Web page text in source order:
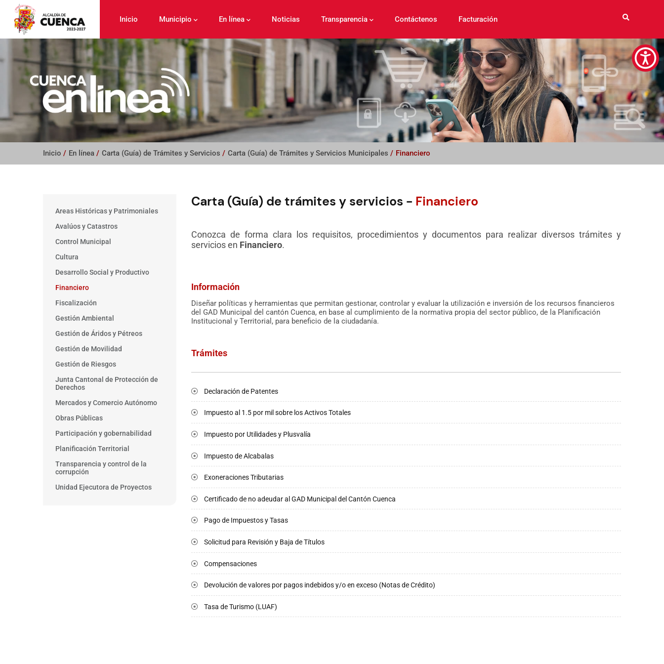
contenido
principal
Inicio Municipio En línea Noticias Transparencia Contáctenos Facturación
Inicio / En línea / Carta (Guía) de Trámites y Servicios / Carta (Guía) de Trámites y Servicios Municipales / Financiero
Carta (Guía) de trámites y servicios - Financiero
Conozca de forma clara los requisitos, procedimientos y documentos para realizar diversos trámites y
servicios en Financiero.
Información
Diseñar políticas y herramientas que permitan gestionar, controlar y evaluar la utilización e inversión de los recursos financieros
del GAD Municipal del cantón Cuenca, en base al cumplimiento de la normativa propia del sector público, de la Planificación
Institucional y Territorial, para beneficio de la ciudadanía.
Trámites
Declaración de Patentes
Impuesto al 1.5 por mil sobre los Activos Totales
Impuesto por Utilidades y Plusvalía
Impuesto de Alcabalas
Exoneraciones Tributarias
Certificado de no adeudar al GAD Municipal del Cantón Cuenca
Pago de Impuestos y Tasas
Solicitud para Revisión y Baja de Títulos
Compensaciones
Devolución de valores por pagos indebidos y/o en exceso (Notas de Crédito)
Tasa de Turismo (LUAF)
Main
Areas Históricas y Patrimoniales
Avalúos y Catastros
Control Municipal
Cultura
Desarrollo Social y Productivo
Financiero
Fiscalización
Gestión Ambiental
Gestión de Áridos y Pétreos
Gestión de Movilidad
Gestión de Riesgos
Junta Cantonal de Protección de
Derechos
Mercados y Comercio Autónomo
Obras Públicas
Participación y gobernabilidad
Planificación Territorial
Transparencia y control de la
corrupción
Unidad Ejecutora de Proyectos